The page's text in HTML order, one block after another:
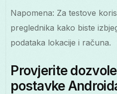
Napomena: Za testove
preglednika kako biste
podataka lokacije i računa.
Provjerite
postavke